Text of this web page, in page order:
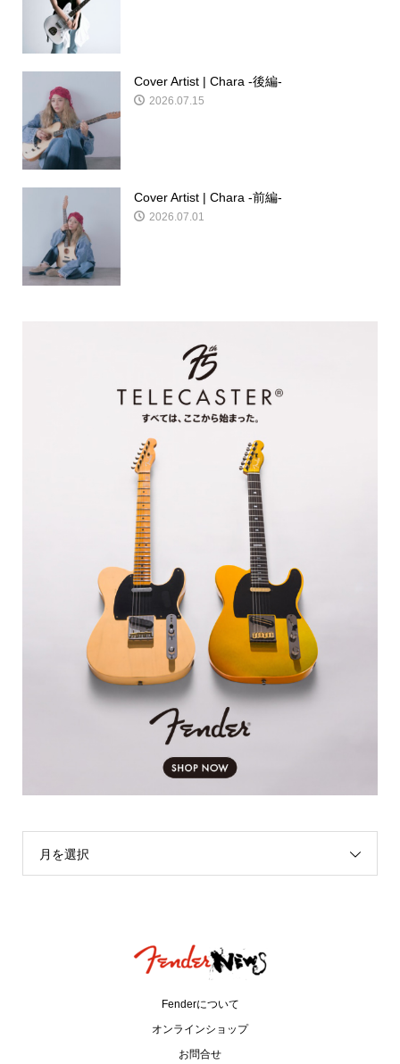
Cover Artist | Chara -後編-
2026.07.15
Cover Artist | Chara -前編-
2026.07.01
月を選択
Fenderについて
オンラインショップ
お問合せ